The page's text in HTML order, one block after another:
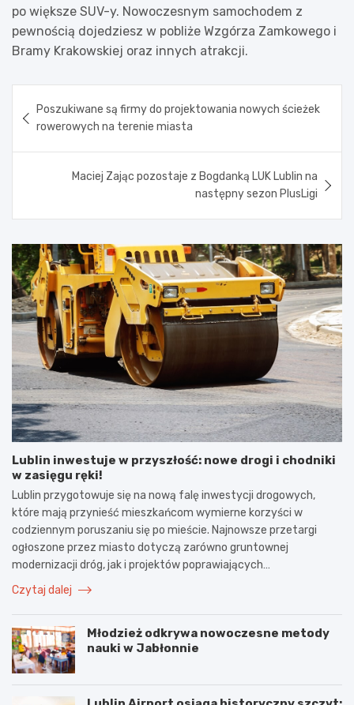
po większe SUV-y. Nowoczesnym samochodem z
pewnością dojedziesz w pobliże Wzgórza Zamkowego i
Bramy Krakowskiej oraz innych atrakcji.
wpisu
Poszukiwane są firmy do projektowania nowych ścieżek
rowerowych na terenie miasta
Maciej Zając pozostaje z Bogdanką LUK Lublin na
następny sezon PlusLigi
Lublin inwestuje w przyszłość: nowe drogi i chodniki
w zasięgu ręki!
Lublin przygotowuje się na nową falę inwestycji drogowych,
które mają przynieść mieszkańcom wymierne korzyści w
codziennym poruszaniu się po mieście. Najnowsze przetargi
ogłoszone przez miasto dotyczą zarówno gruntownej
modernizacji dróg, jak i projektów poprawiających…
Czytaj dalej
Młodzież odkrywa nowoczesne metody
nauki w Jabłonnie